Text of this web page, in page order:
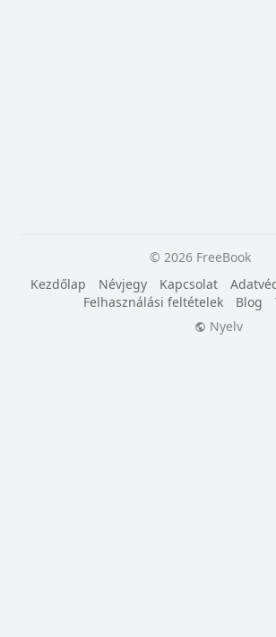
© 2026 FreeBook
Kezdőlap
Névjegy Kapcsolat
Felhasználási feltételek
Blog
Nyelv